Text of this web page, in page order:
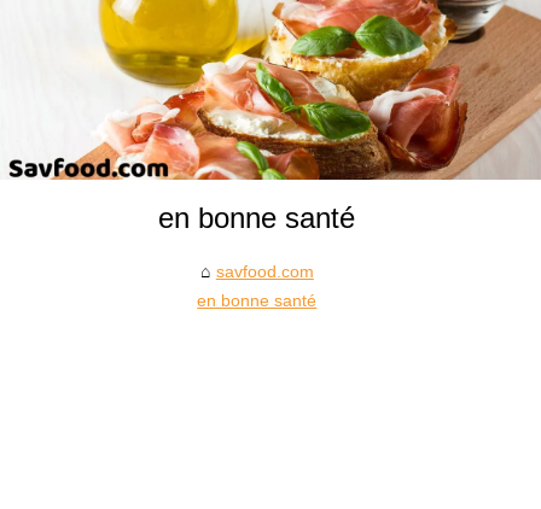
en bonne santé
savfood.com
en bonne santé